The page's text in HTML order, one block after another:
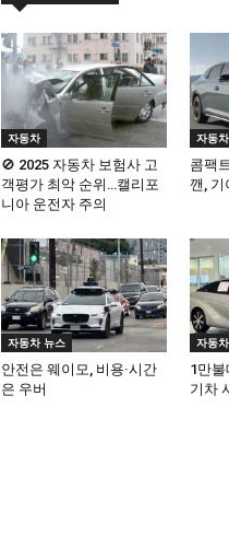
자동차
🚫 2025 자동차 보험사 고
객평가 최악 순위…캘리포
니아 운전자 주의
자동
콤팩
깬, 기
자동차 뉴스
안전은 웨이모, 비용·시간
은 우버
자동
1만
기차